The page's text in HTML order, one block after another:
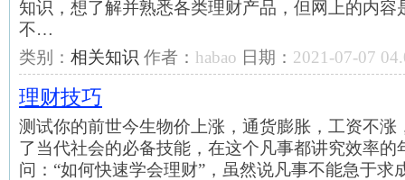
知识，想了解并熟悉各类理财产品，但网上的内容
不…
类别： 相关知识 作者： habao 日期： 2021-07-07
理财技巧
测试你的前世今生物价上涨，通货膨胀，工资不涨
了当代社会的必备技能，在这个凡事都讲究效率的
问：“如何快速学会理财”，虽然说凡事不能急于求